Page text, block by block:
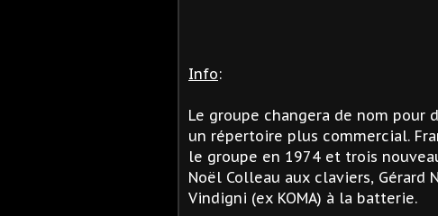
Info:
Le groupe changera de nom pour
un répertoire plus commercial.
le groupe en 1974 et trois
Noël Colleau aux claviers, Gérard
Vindigni (ex KOMA) à la batterie.